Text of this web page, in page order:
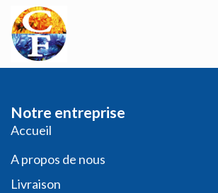
Se rendre au contenu
Notre entreprise
​​​Acc​uei​l​
A propos de nous
Livraison